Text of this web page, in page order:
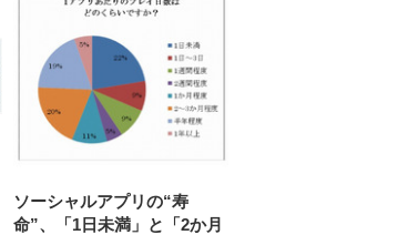
ソーシャルアプリの“寿
命”、「1日未満」と「2か月